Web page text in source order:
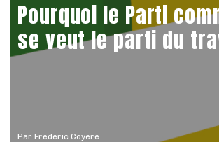
Par Frederic Coyere
Pourquoi le Parti
se veut le parti du